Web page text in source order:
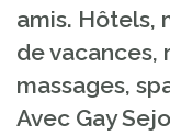
amis. Hôtels,
de vacances,
massages,
Avec Gay